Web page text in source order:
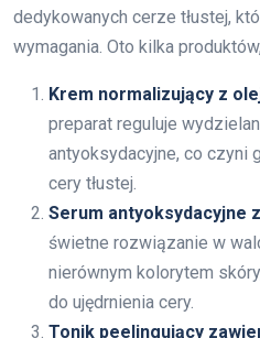
dedykowanych cerze tłustej,
wymagania. Oto kilka
Krem normalizujący z
preparat reguluje
antyoksydacyjne, co czyni
cery tłustej.
Serum antyoksydacyjne
świetne rozwiązanie w
nierównym kolorytem
do ujędrnienia cery.
Tonik peelingujący